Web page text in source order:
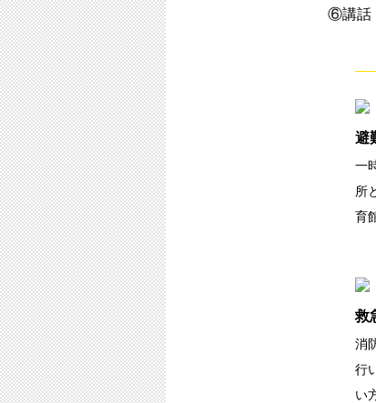
⑥講話
避
一
所
育
救
消
行
い